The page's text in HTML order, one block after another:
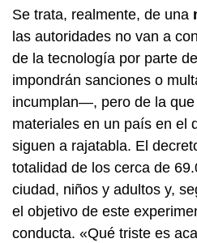
Se trata, realmente, de una
las autoridades no van a
de la tecnología por parte
impondrán sanciones o
incumplan—, pero de la
materiales en un país en el
siguen a rajatabla. El
totalidad de los cerca de
ciudad, niños y adultos y,
el objetivo de este
conducta. «Qué triste es